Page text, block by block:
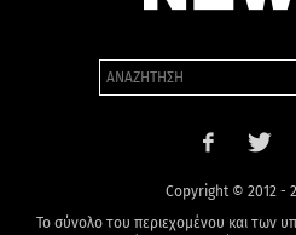
Copyright © 2012 -
Το σύνολο του περιεχομένου και των